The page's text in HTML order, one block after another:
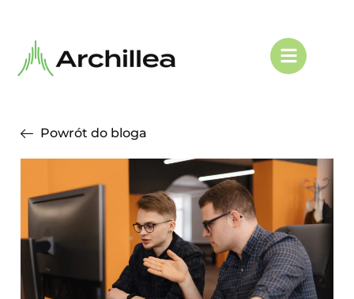
Powrót do bloga